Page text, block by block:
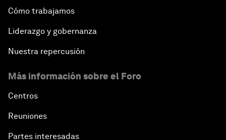
Cómo trabajamos
Liderazgo y gobernanza
Nuestra repercusión
Más información sobre el Foro
Centros
Reuniones
Partes interesadas